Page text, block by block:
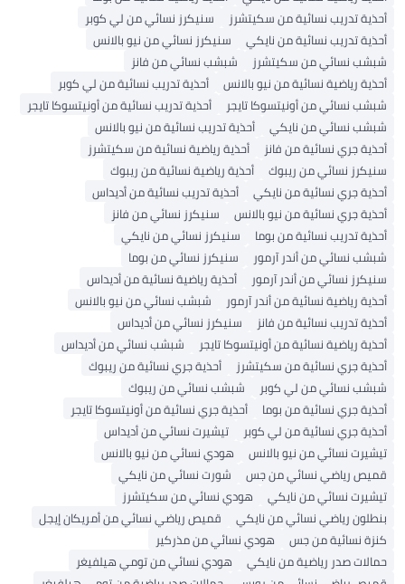
أحذية تدريب نسائية من سكيتشرز
سنيكرز نسائي من لي كوبر
أحذية تدريب نسائية من نايكي
سنيكرز نسائي من نيو بالانس
شبشب نسائي من سكيتشرز
شبشب نسائي من فانز
أحذية رياضية نسائية من نيو بالانس
أحذية تدريب نسائية من لي كوبر
شبشب نسائي من أونيتسوكا تايجر
أحذية تدريب نسائية من أونيتسوكا تايجر
شبشب نسائي من نايكي
أحذية تدريب نسائية من نيو بالانس
أحذية جري نسائية من فانز
أحذية رياضية نسائية من سكيتشرز
سنيكرز نسائي من ريبوك
أحذية رياضية نسائية من ريبوك
أحذية جري نسائية من نايكي
أحذية تدريب نسائية من أديداس
أحذية جري نسائية من نيو بالانس
سنيكرز نسائي من فانز
أحذية تدريب نسائية من بوما
سنيكرز نسائي من نايكي
شبشب نسائي من أندر آرمور
سنيكرز نسائي من بوما
سنيكرز نسائي من أندر آرمور
أحذية رياضية نسائية من أديداس
أحذية رياضية نسائية من أندر آرمور
شبشب نسائي من نيو بالانس
أحذية تدريب نسائية من فانز
سنيكرز نسائي من أديداس
أحذية رياضية نسائية من أونيتسوكا تايجر
شبشب نسائي من أديداس
أحذية جري نسائية من سكيتشرز
أحذية جري نسائية من ريبوك
شبشب نسائي من لي كوبر
شبشب نسائي من ريبوك
أحذية جري نسائية من بوما
أحذية جري نسائية من أونيتسوكا تايجر
أحذية جري نسائية من لي كوبر
تيشيرت نسائي من أديداس
تيشيرت نسائي من نيو بالانس
هودي نسائي من نيو بالانس
قميص رياضي نسائي من جس
شورت نسائي من نايكي
تيشيرت نسائي من نايكي
هودي نسائي من سكيتشرز
بنطلون رياضي نسائي من نايكي
قميص رياضي نسائي من أمريكان إيجل
كنزة نسائية من جس
هودي نسائي من مذركير
حمالات صدر رياضية من نايكي
هودي نسائي من تومي هيلفيغر